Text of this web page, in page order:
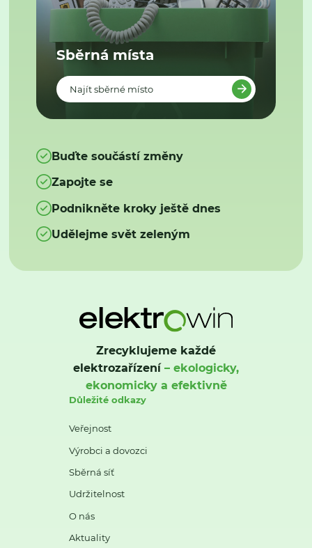
Sběrná místa
Najít sběrné místo
Buďte součástí změny
Zapojte se
Podnikněte kroky ještě dnes
Udělejme svět zeleným
Zrecyklujeme každé
elektrozařízení– ekologicky,
ekonomicky a efektivně
Důležité odkazy
Veřejnost
Výrobci a dovozci
Sběrná síť
Udržitelnost
O nás
Aktuality